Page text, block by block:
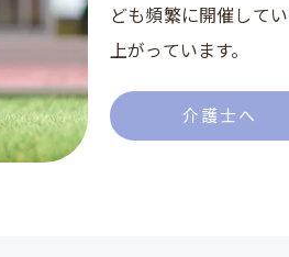
ども頻繁に開催して
上がっています。
介護士へ